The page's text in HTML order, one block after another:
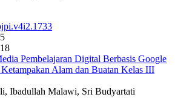
Pembelajaran Digital Berbasis Google
Ketampakan Alam dan Buatan Kelas III
Ibadullah Malawi, Sri Budyartati